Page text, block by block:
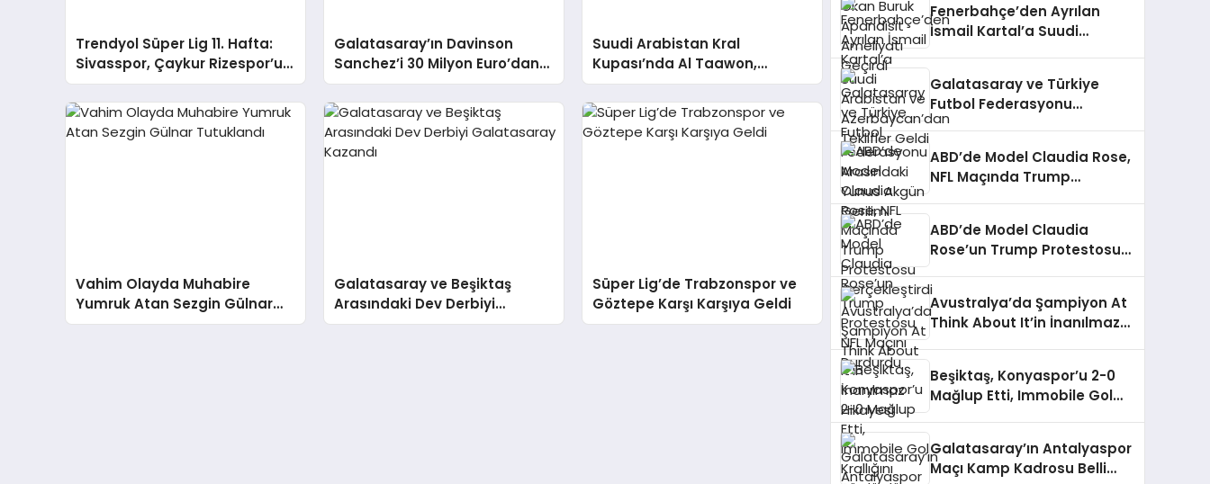
Trendyol Süper Lig 11. Hafta:
Sivasspor, Çaykur Rizespor’u
2-1 Mağlup Etti
Galatasaray’ın Davinson
Sanchez’i 30 Milyon Euro’dan
Aşağı Satmayacak
Suudi Arabistan Kral
Kupası’nda Al Taawon,
Ronaldo’nun Penaltısını
Kullandı ve Al Nassr’ı Eledi
Vahim Olayda Muhabire
Yumruk Atan Sezgin Gülnar
Tutuklandı
Galatasaray ve Beşiktaş
Arasındaki Dev Derbiyi
Galatasaray Kazandı
Süper Lig’de Trabzonspor ve
Göztepe Karşı Karşıya Geldi
Fenerbahçe’den Ayrılan
İsmail Kartal’a Suudi
Geldi
Galatasaray ve Türkiye
Futbol Federasyonu
Arasındaki Yunus Akgün
ABD’de Model Claudia Rose,
NFL Maçında Trump
ABD’de Model Claudia
Rose’un Trump Protestosu
Avustralya’da Şampiyon At
Think About It’in İnanılmaz
Beşiktaş, Konyaspor’u 2-0
Mağlup Etti, Immobile Gol
Galatasaray’ın Antalyaspor
Maçı Kamp Kadrosu Belli